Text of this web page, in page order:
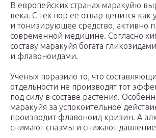
В европейских странах маракуйю
века. С тех пор ее отвар ценится как
и тонизирующее средство, активно
современной медицине. Согласно
составу маракуйя богата
и флавоноидами.
Ученых поразило то, что
отдельности не производят тот
под силу в составе растения.
маракуйя за успокоительное
производит флавоноид кризин. А
снимают спазмы и снижают